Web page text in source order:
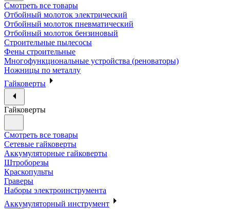
Смотреть все товары
Отбойный молоток электрический
Отбойный молоток пневматический
Отбойный молоток бензиновый
Строительные пылесосы
Фены строительные
Многофункциональные устройства (реноваторы)
Ножницы по металлу
Гайковерты
Гайковерты
Смотреть все товары
Сетевые гайковерты
Аккумуляторные гайковерты
Штроборезы
Краскопульты
Граверы
Наборы электроинструмента
Аккумуляторный инструмент